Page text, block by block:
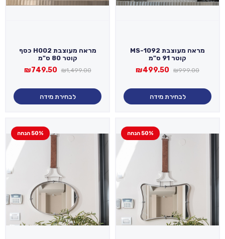
מראה מעוצבת MS-1092
קוטר 91 ס"מ
₪999.00
המחיר
היה:
₪999.00.
₪499.50
המחיר
הוא:
₪499.50.
לבחירת מידה
מראה מעוצבת H002 כסף
קוטר 80 ס"מ
₪1,499.00
המחיר
היה:
₪1,499.00.
₪749.50
המחיר
הוא:
לבחירת מידה
50% הנחה 50% הנחה